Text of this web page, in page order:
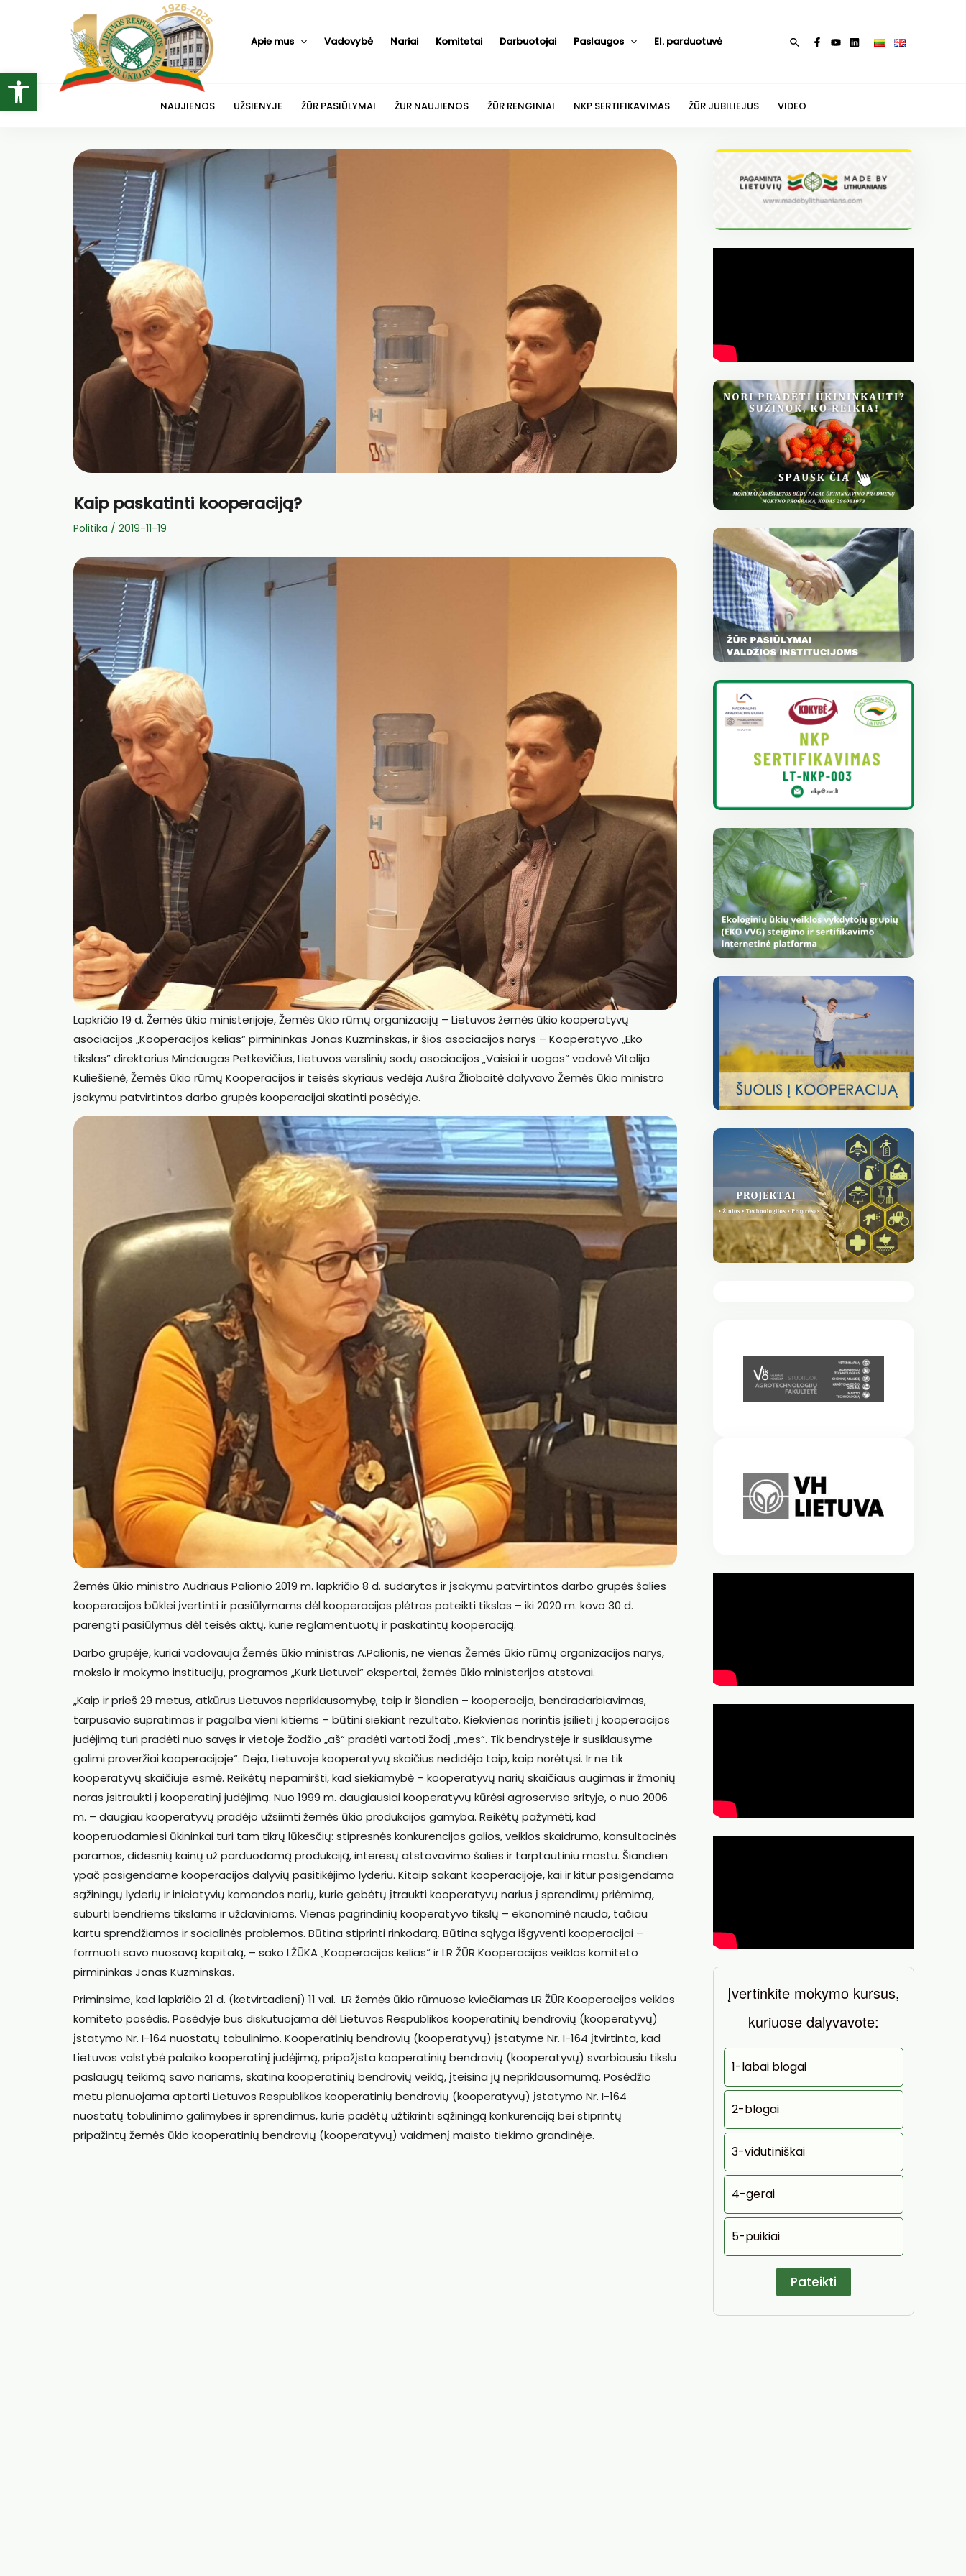
Open toolbar
Apie mus Vadovybė Nariai Komitetai Darbuotojai Paslaugos El. parduotuvė Paieška
NAUJIENOS UŽSIENYJE ŽŪR PASIŪLYMAI ŽUR NAUJIENOS ŽŪR RENGINIAI NKP SERTIFIKAVIMAS ŽŪR JUBILIEJUS VIDEO
Kaip paskatinti kooperaciją?
Politika / 2019-11-19
Lapkričio 19 d. Žemės ūkio ministerijoje, Žemės ūkio rūmų organizacijų – Lietuvos žemės ūkio kooperatyvų
asociacijos „Kooperacijos kelias“ pirmininkas Jonas Kuzminskas, ir šios asociacijos narys – Kooperatyvo „Eko
tikslas” direktorius Mindaugas Petkevičius, Lietuvos verslinių sodų asociacijos „Vaisiai ir uogos“ vadovė Vitalija
Kuliešienė, Žemės ūkio rūmų Kooperacijos ir teisės skyriaus vedėja Aušra Žliobaitė dalyvavo Žemės ūkio ministro
įsakymu patvirtintos darbo grupės kooperacijai skatinti posėdyje.
Žemės ūkio ministro Audriaus Palionio 2019 m. lapkričio 8 d. sudarytos ir įsakymu patvirtintos darbo grupės šalies
kooperacijos būklei įvertinti ir pasiūlymams dėl kooperacijos plėtros pateikti tikslas – iki 2020 m. kovo 30 d.
parengti pasiūlymus dėl teisės aktų, kurie reglamentuotų ir paskatintų kooperaciją.
Darbo grupėje, kuriai vadovauja Žemės ūkio ministras A.Palionis, ne vienas Žemės ūkio rūmų organizacijos narys,
mokslo ir mokymo institucijų, programos „Kurk Lietuvai“ ekspertai, žemės ūkio ministerijos atstovai.
„Kaip ir prieš 29 metus, atkūrus Lietuvos nepriklausomybę, taip ir šiandien – kooperacija, bendradarbiavimas,
tarpusavio supratimas ir pagalba vieni kitiems – būtini siekiant rezultato. Kiekvienas norintis įsilieti į kooperacijos
judėjimą turi pradėti nuo savęs ir vietoje žodžio „aš“ pradėti vartoti žodį „mes“. Tik bendrystėje ir susiklausyme
galimi proveržiai kooperacijoje“. Deja, Lietuvoje kooperatyvų skaičius nedidėja taip, kaip norėtųsi. Ir ne tik
kooperatyvų skaičiuje esmė. Reikėtų nepamiršti, kad siekiamybė – kooperatyvų narių skaičiaus augimas ir žmonių
noras įsitraukti į kooperatinį judėjimą. Nuo 1999 m. daugiausiai kooperatyvų kūrėsi agroserviso srityje, o nuo 2006
m. – daugiau kooperatyvų pradėjo užsiimti žemės ūkio produkcijos gamyba. Reikėtų pažymėti, kad
kooperuodamiesi ūkininkai turi tam tikrų lūkesčių: stipresnės konkurencijos galios, veiklos skaidrumo, konsultacinės
paramos, didesnių kainų už parduodamą produkciją, interesų atstovavimo šalies ir tarptautiniu mastu. Šiandien
ypač pasigendame kooperacijos dalyvių pasitikėjimo lyderiu. Kitaip sakant kooperacijoje, kai ir kitur pasigendama
sąžiningų lyderių ir iniciatyvių komandos narių, kurie gebėtų įtraukti kooperatyvų narius į sprendimų priėmimą,
suburti bendriems tikslams ir uždaviniams. Vienas pagrindinių kooperatyvo tikslų – ekonominė nauda, tačiau
kartu sprendžiamos ir socialinės problemos. Būtina stiprinti rinkodarą. Būtina sąlyga išgyventi kooperacijai –
formuoti savo nuosavą kapitalą, – sako LŽŪKA „Kooperacijos kelias“ ir LR ŽŪR Kooperacijos veiklos komiteto
pirmininkas Jonas Kuzminskas.
Priminsime, kad lapkričio 21 d. (ketvirtadienį) 11 val. LR žemės ūkio rūmuose kviečiamas LR ŽŪR Kooperacijos veiklos
komiteto posėdis. Posėdyje bus diskutuojama dėl Lietuvos Respublikos kooperatinių bendrovių (kooperatyvų)
įstatymo Nr. I-164 nuostatų tobulinimo. Kooperatinių bendrovių (kooperatyvų) įstatyme Nr. I-164 įtvirtinta, kad
Lietuvos valstybė palaiko kooperatinį judėjimą, pripažįsta kooperatinių bendrovių (kooperatyvų) svarbiausiu tikslu
paslaugų teikimą savo nariams, skatina kooperatinių bendrovių veiklą, įteisina jų nepriklausomumą. Posėdžio
metu planuojama aptarti Lietuvos Respublikos kooperatinių bendrovių (kooperatyvų) įstatymo Nr. I-164
nuostatų tobulinimo galimybes ir sprendimus, kurie padėtų užtikrinti sąžiningą konkurenciją bei stiprintų
pripažintų žemės ūkio kooperatinių bendrovių (kooperatyvų) vaidmenį maisto tiekimo grandinėje.
Įvertinkite mokymo kursus,
kuriuose dalyvavote:
1-labai blogai
2-blogai
3-vidutiniškai
4-gerai
5-puikiai